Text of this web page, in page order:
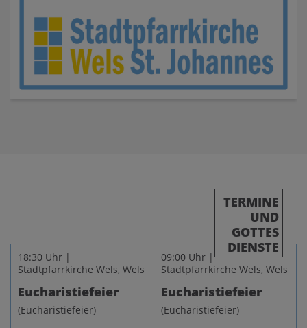
TERMINE
UND
GOTTES
DIENSTE
18:30 Uhr |
Stadtpfarrkirche Wels, Wels
Eucharistiefeier
(Eucharistiefeier)
09:00 Uhr |
Stadtpfarrkirche Wels, Wels
Eucharistiefeier
(Eucharistiefeier)